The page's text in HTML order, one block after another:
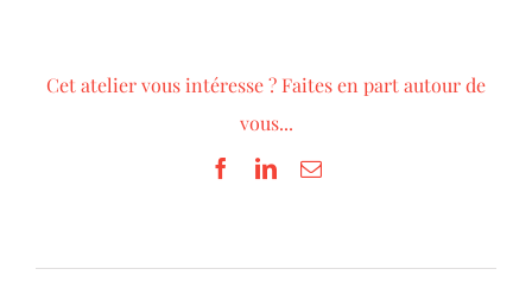
Cet atelier vous intéresse ? Faites en part autour de
vous...
Facebook
LinkedInEmail